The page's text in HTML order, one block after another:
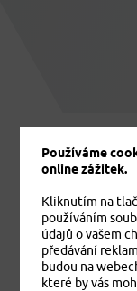
Používáme
online zážitek.
Kliknutím na
používáním
údajů o vašem
předávání
budou na
které by vás